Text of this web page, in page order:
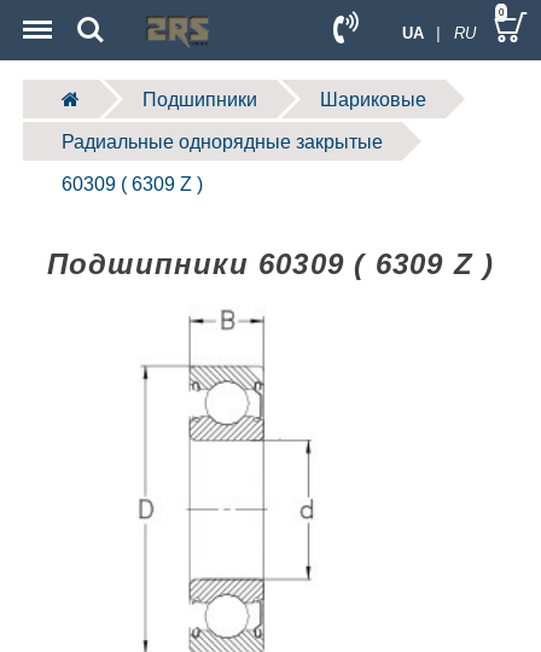
UA | RU
Search 0
Подшипники Шариковые
Радиальные однорядные закрытые
60309 ( 6309 Z )
Подшипники 60309 ( 6309 Z )